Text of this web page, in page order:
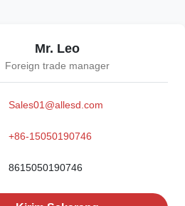
Mr. Leo
Foreign trade manager
Sales01@allesd.com
+86-15050190746
8615050190746